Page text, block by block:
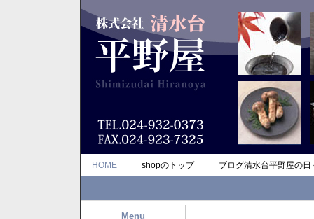
HOME shopのトップ ブログ清水台平野屋の日
Menu